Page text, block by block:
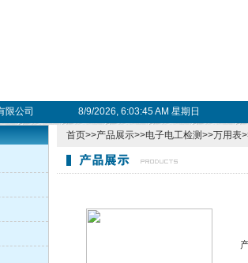
限公司 8/9/2026, 6:03:46 AM 星期日
首页>>产品展示>>电子电工检测>>万用表